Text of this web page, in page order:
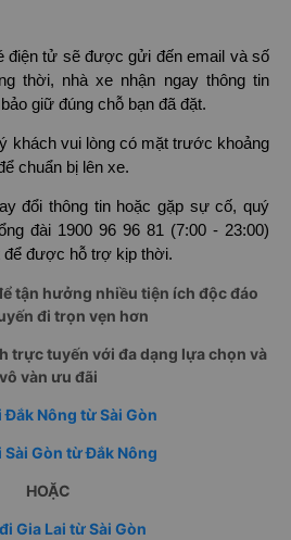
điện tử sẽ được gửi đến email và số
thời, nhà xe nhận ngay thông tin
giữ đúng chỗ bạn đã đặt.
khách vui lòng có mặt trước khoảng
chuẩn bị lên xe.
đổi thông tin hoặc gặp sự cố, quý
đài 1900 96 96 81 (7:00 - 23:00)
được hỗ trợ kịp thời.
tận hưởng nhiều tiện ích độc đáo
đi trọn vẹn hơn
trực tuyến với đa dạng lựa chọn và
vô vàn ưu đãi
Đắk Nông từ Sài Gòn
Sài Gòn từ Đắk Nông
HOẶC
Gia Lai từ Sài Gòn